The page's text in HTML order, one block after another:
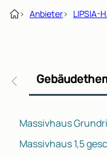
› Anbieter› LIPSIA-
Massivhaus
Massivhaus 1,5